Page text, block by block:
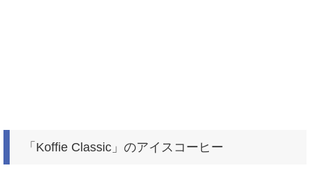
「Koffie Classic」のアイスコーヒー